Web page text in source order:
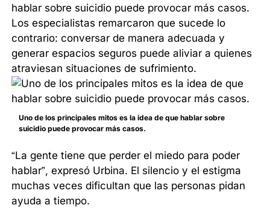
hablar sobre suicidio puede provocar más casos.
Los especialistas remarcaron que sucede lo
contrario: conversar de manera adecuada y
generar espacios seguros puede aliviar a quienes
atraviesan situaciones de sufrimiento.
Uno de los principales mitos es la idea de que hablar sobre
suicidio puede provocar más casos.
“La gente tiene que perder el miedo para poder
hablar”, expresó Urbina. El silencio y el estigma
muchas veces dificultan que las personas pidan
ayuda a tiempo.